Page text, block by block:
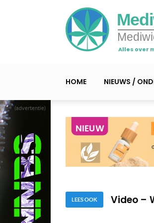
(advertentie)
Alles over
HOME NIEUWS /
LEES OOK
Video
Video –
Video –